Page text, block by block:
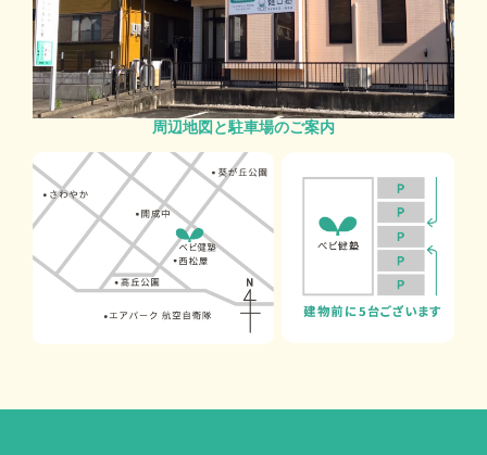
周辺地図と駐車場のご案内